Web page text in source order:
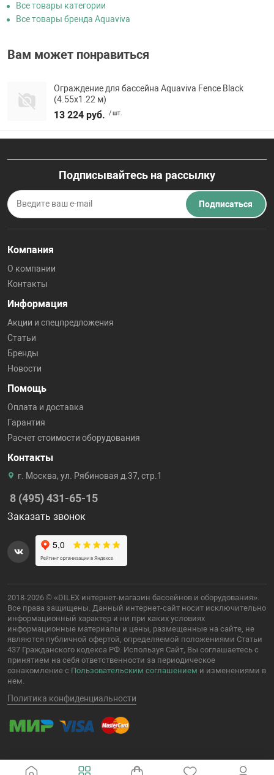
Все товары категории
Все товары бренда Aquaviva
Вам может понравиться
Ограждение для бассейна Aquaviva Fence Black
(4.55x1.22 м)
13 224 руб. / шт.
Подписывайтесь на рассылку
Подписаться
Компания
О компании
Контакты
Информация
Акции и спецпредложения
Статьи
Бренды
Новости
Помощь
Оплата и доставка
Гарантия
Расчет стоимости оборудования
Контакты
г. Москва, ул. Рябиновая д.37, стр.1
8 (495) 431-65-15
Заказать звонок
2018-2026 © «DILEX интернет-магазин бассейнов и оборудования».
Все права защищены. Данный интернет-сайт носит исключительно
информационный характер и ни при каких условиях
информационные материалы и цены, размещенные на сайте, не
являются публичной офертой, определяемой положениями Статьи
437 Гражданского кодекса РФ. Используя Сайт, Вы соглашаетесь с
принятием на себя ответственности за периодическое
ознакомление с Пользовательским соглашением и изменениями в
нем.
Политика конфиденциальности